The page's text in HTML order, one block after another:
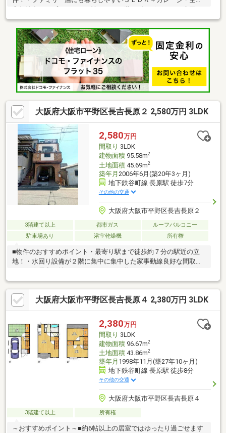
設備が２階に集中した家事動線良好な間取り・お子様のいるご家
庭も安心の小中学校まで徒歩１０分圏内！・コンビニが徒歩約５
分の距離にあり、ちょっとした買い物に便利■周辺施設案内・業
務スーパー平野店：約600ｍ（徒歩8分）・グルメシティ長原店：
約600ｍ（徒歩8分）・ローソン長原駅西店：約350ｍ（徒歩5
分）・平野川辺郵便局：約450ｍ（徒歩7分） 等
大阪府大阪市平野区長吉長原２ 2,580万円 3LDK
2,580万円
間取り 3LDK
建物面積95.58m2
土地面積45.69m2
築年月 2006年6月(築20年3ヶ月)
地下鉄谷町線 長原駅 徒歩7分
その他の交通
大阪府大阪市平野区長吉長原２
3階建て以上 都市ガス
ルーフバルコニー
駐車場あり
浴室乾燥機 所有権
■物件のおすすめポイント・最寄り駅まで徒歩約７分の駅近の立
地！・水回り設備が２階に集中に集中した家事動線良好な間取
空間・プライベート性のある２階リビング・陽当り良好なルーフ
バルコニー・ビルトインガレージ有！・コンビニが徒歩約２分の
距離でちょっとした買い物に便利・お子様のいるご家庭も安心の
小・中学校が徒歩１０分圏内■周辺施設案内・イオン長吉店：約
600ｍ（徒歩9分）・セブンイレブン大阪長吉長原2丁目店：約150
ｍ（徒歩2分）・平野長原郵便局：約350ｍ（徒歩5分） 等
大阪府大阪市平野区長吉長原４ 2,380万円 3LDK
2,380万円
間取り 3LDK
建物面積96.67m2
土地面積43.86m2
築年月 1998年11月(築27年10ヶ月)
地下鉄谷町線 長原駅 徒歩8分
その他の交通
大阪府大阪市平野区長吉長原４
3階建て以上 所有権
～おすすめポイント～■約6帖以上の居室ではゆったり過ごせます